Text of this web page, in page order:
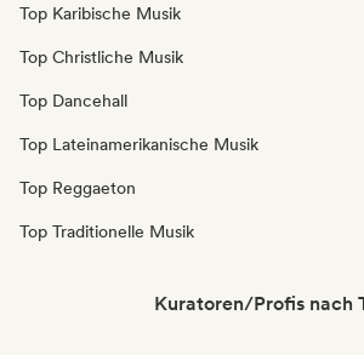
Top Karibische Musik
Top Christliche Musik
Top Dancehall
Top Lateinamerikanische Musik
Top Reggaeton
Top Traditionelle Musik
Kuratoren/Profis nach